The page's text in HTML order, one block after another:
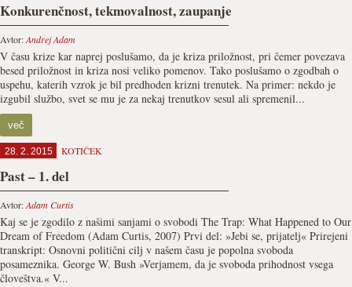
Konkurenčnost, tekmovalnost, zaupanje
Avtor:Andrej Adam
V času krize kar naprej poslušamo, da je kriza priložnost, pri čemer povezava
besed priložnost in kriza nosi veliko pomenov. Tako poslušamo o zgodbah o
uspehu, katerih vzrok je bil predhoden krizni trenutek. Na primer: nekdo je
izgubil službo, svet se mu je za nekaj trenutkov sesul ali spremenil...
več
28. 2. 2015 KOTIČEK
Past – 1. del
Avtor:Adam Curtis
Kaj se je zgodilo z našimi sanjami o svobodi The Trap: What Happened to Our
Dream of Freedom (Adam Curtis, 2007) Prvi del: »Jebi se, prijatelj« Prirejeni
transkript: Osnovni politični cilj v našem času je popolna svoboda
posameznika. George W. Bush »Verjamem, da je svoboda prihodnost vsega
človeštva.« V...